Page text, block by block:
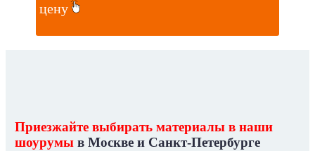
цену
Приезжайте выбирать материалы в наши
шоурумы в Москве и Санкт-Петербурге